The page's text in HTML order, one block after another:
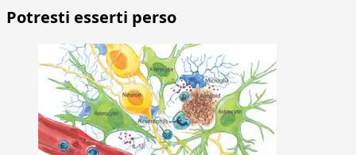
Potresti esserti perso